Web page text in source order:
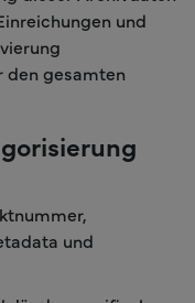
und
den gesamten
und